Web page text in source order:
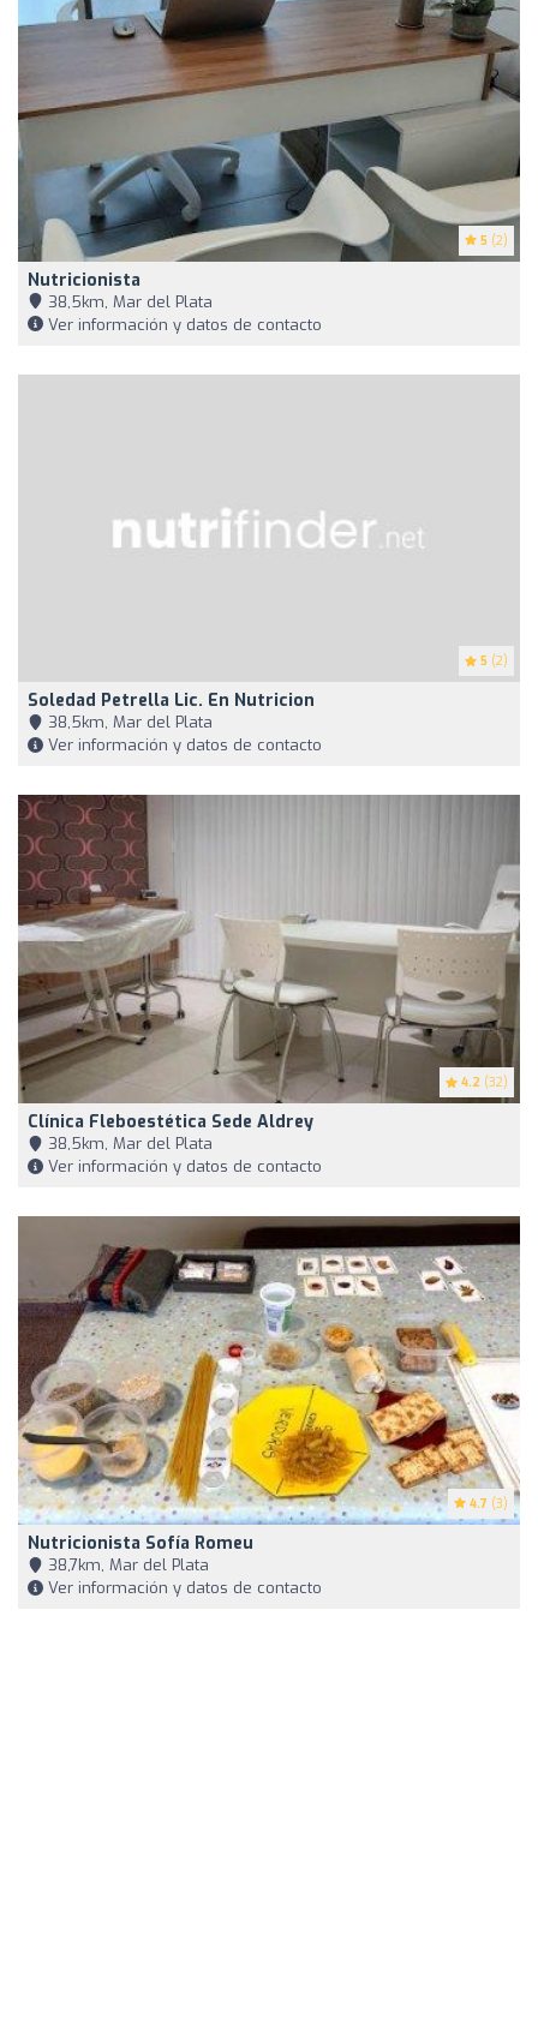
5 (2)
Nutricionista
38,5km, Mar del Plata
Ver información y datos de contacto
5 (2)
Soledad Petrella Lic. En Nutricion
38,5km, Mar del Plata
Ver información y datos de contacto
4.2 (32)
Clínica Fleboestética Sede Aldrey
38,5km, Mar del Plata
Ver información y datos de contacto
4.7 (3)
Nutricionista Sofía Romeu
38,7km, Mar del Plata
Ver información y datos de contacto